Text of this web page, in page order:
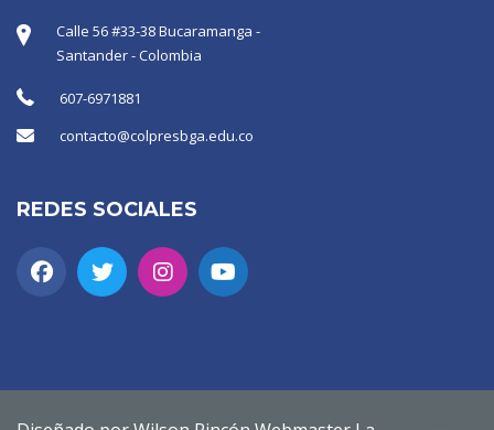
Calle 56 #33-38 Bucaramanga -
Santander - Colombia
607-6971881
contacto@colpresbga.edu.co
REDES SOCIALES